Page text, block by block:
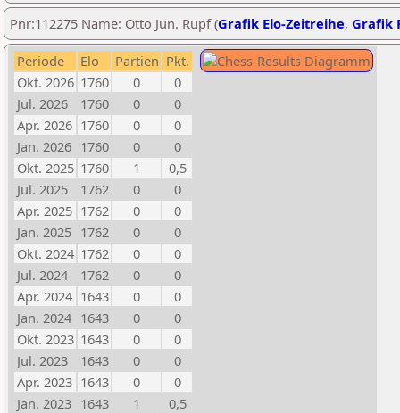
Pnr:112275 Name: Otto Jun. Rupf (Grafik Elo-Zeitreihe, Grafik
Periode Elo Partien Pkt.
Okt. 2026 1760 0
0
Jul. 2026
1760 0
0
Apr. 2026 1760 0
0
Jan. 2026 1760 0
0
Okt. 2025 1760 1
0,5
Jul. 2025
1762 0
0
Apr. 2025 1762 0
0
Jan. 2025 1762 0
0
Okt. 2024 1762 0
0
Jul. 2024
1762 0
0
Apr. 2024 1643 0
0
Jan. 2024 1643 0
0
Okt. 2023 1643 0
0
Jul. 2023
1643 0
0
Apr. 2023 1643 0
0
Jan. 2023 1643 1
0,5